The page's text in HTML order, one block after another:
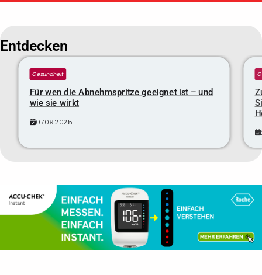
Entdecken
Gesundheit
Für wen die Abnehmspritze geeignet ist – und
wie sie wirkt
07.09.2025